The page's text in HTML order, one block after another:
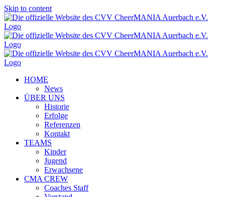
Skip to content
HOME
News
ÜBER UNS
Historie
Erfolge
Referenzen
Kontakt
TEAMS
Kinder
Jugend
Erwachsene
CMA CREW
Coaches Staff